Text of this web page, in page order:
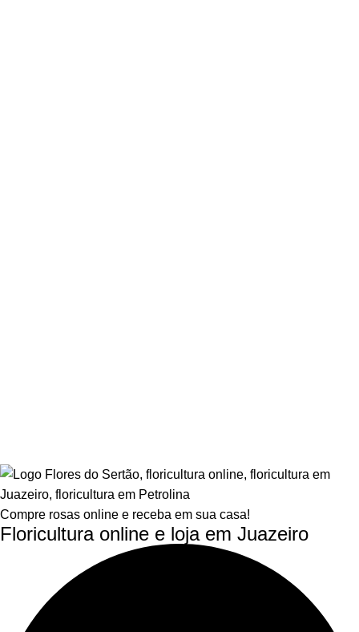
Compre rosas online e receba em sua casa!
Floricultura online e loja em Juazeiro